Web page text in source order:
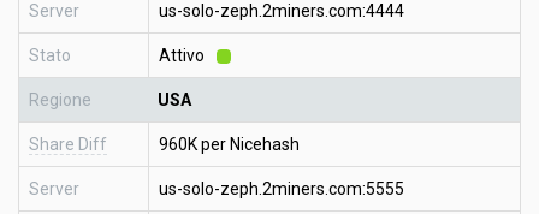
Server us-solo-zeph.2miners.com:4444
Stato Attivo
Regione USA
Share Diff 960K per Nicehash
Server us-solo-zeph.2miners.com:5555